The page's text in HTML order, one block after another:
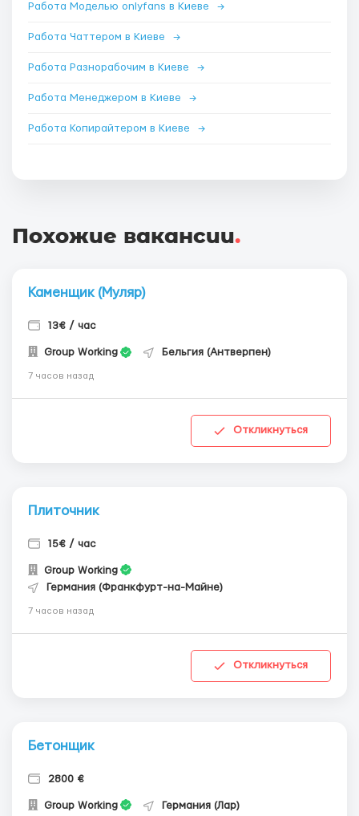
Работа Моделью onlyfans в Киеве →
Работа Чаттером в Киеве →
Работа Разнорабочим в Киеве →
Работа Менеджером в Киеве →
Работа Копирайтером в Киеве →
Похожие вакансии.
Каменщик (Муляр)
13€ / час
Group Working Бельгия (Антверпен)
7 часов назад
Откликнуться
Плиточник
15€ / час
Group Working
Германия (Франкфурт-на-Майне)
7 часов назад
Откликнуться
Бетонщик
2800 €
Group Working Германия (Лар)